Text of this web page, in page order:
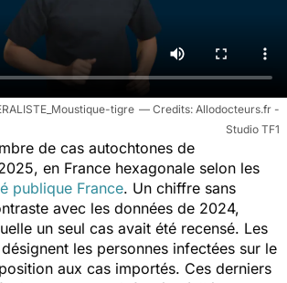
tigre
Allodocteurs.fr -
Studio TF1
de cas autochtones de
en France hexagonale selon les
publique France. Un chiffre sans
avec les données de 2024,
un seul cas avait été recensé. Les
les personnes infectées sur le
aux cas importés. Ces derniers